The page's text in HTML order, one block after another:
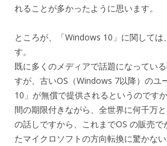
れることが多かったように思います。
ところが、「Windows 10」に関して
す。
既に多くのメディアで話題になってい
すが、古いOS（Windows 7以降）のユ
10」が無償で提供されるというのです
間の期限付きながら、全世界に何千万
の話しですから、これまでOS の販売で
たマイクロソフトの方向転換に驚かない